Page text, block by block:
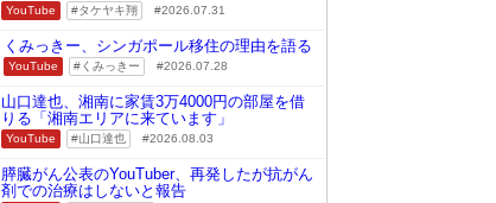
YouTube タケヤキ翔 2026.07.31
くみっきー、シンガポール移住の理由を語る
YouTube くみっきー 2026.07.28
山口達也、湘南に家賃3万4000円の部屋を借
りる「湘南エリアに来ています」
YouTube 山口達也 2026.08.03
膵臓がん公表のYouTuber、再発したが抗がん
剤での治療はしないと報告